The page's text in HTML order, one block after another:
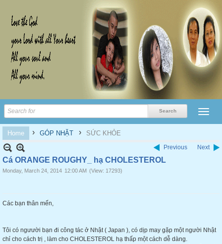
Home › GÓP NHẶT › SỨC KHỎE
Previous Next
Cá ORANGE ROUGHY_ hạ CHOLESTEROL
Monday, March 24, 2014 12:00 AM (View: 17293)
Các bạn thân mến,
Tôi có ngưười bạn đi công tác ở Nhật ( Japan ), có dịp may gặp một người Nhật
chỉ cho cách trị , làm cho CHOLESTEROL hạ thấp một cách dễ dàng.